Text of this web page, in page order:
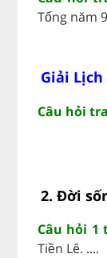
Tống năm
Giải
Câu hỏi
2. Đời
Câu hỏi 1
Tiền Lê. ....